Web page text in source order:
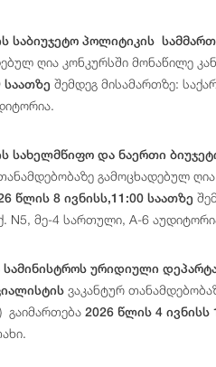
საბიუჯეტო პოლიტიკის
ღია კონკურსში მონაწილე
საათზე შემდეგ მისამართზე:
სახელმწიფო და ნაერთი
გამოცხადებულ
წლის 8 ივნისს,11:00 საათზე
N5, მე-4 სართული, A-6
ურიდიული
ვაკანტურ
გაიმართება 2026 წლის 4 ივნისს